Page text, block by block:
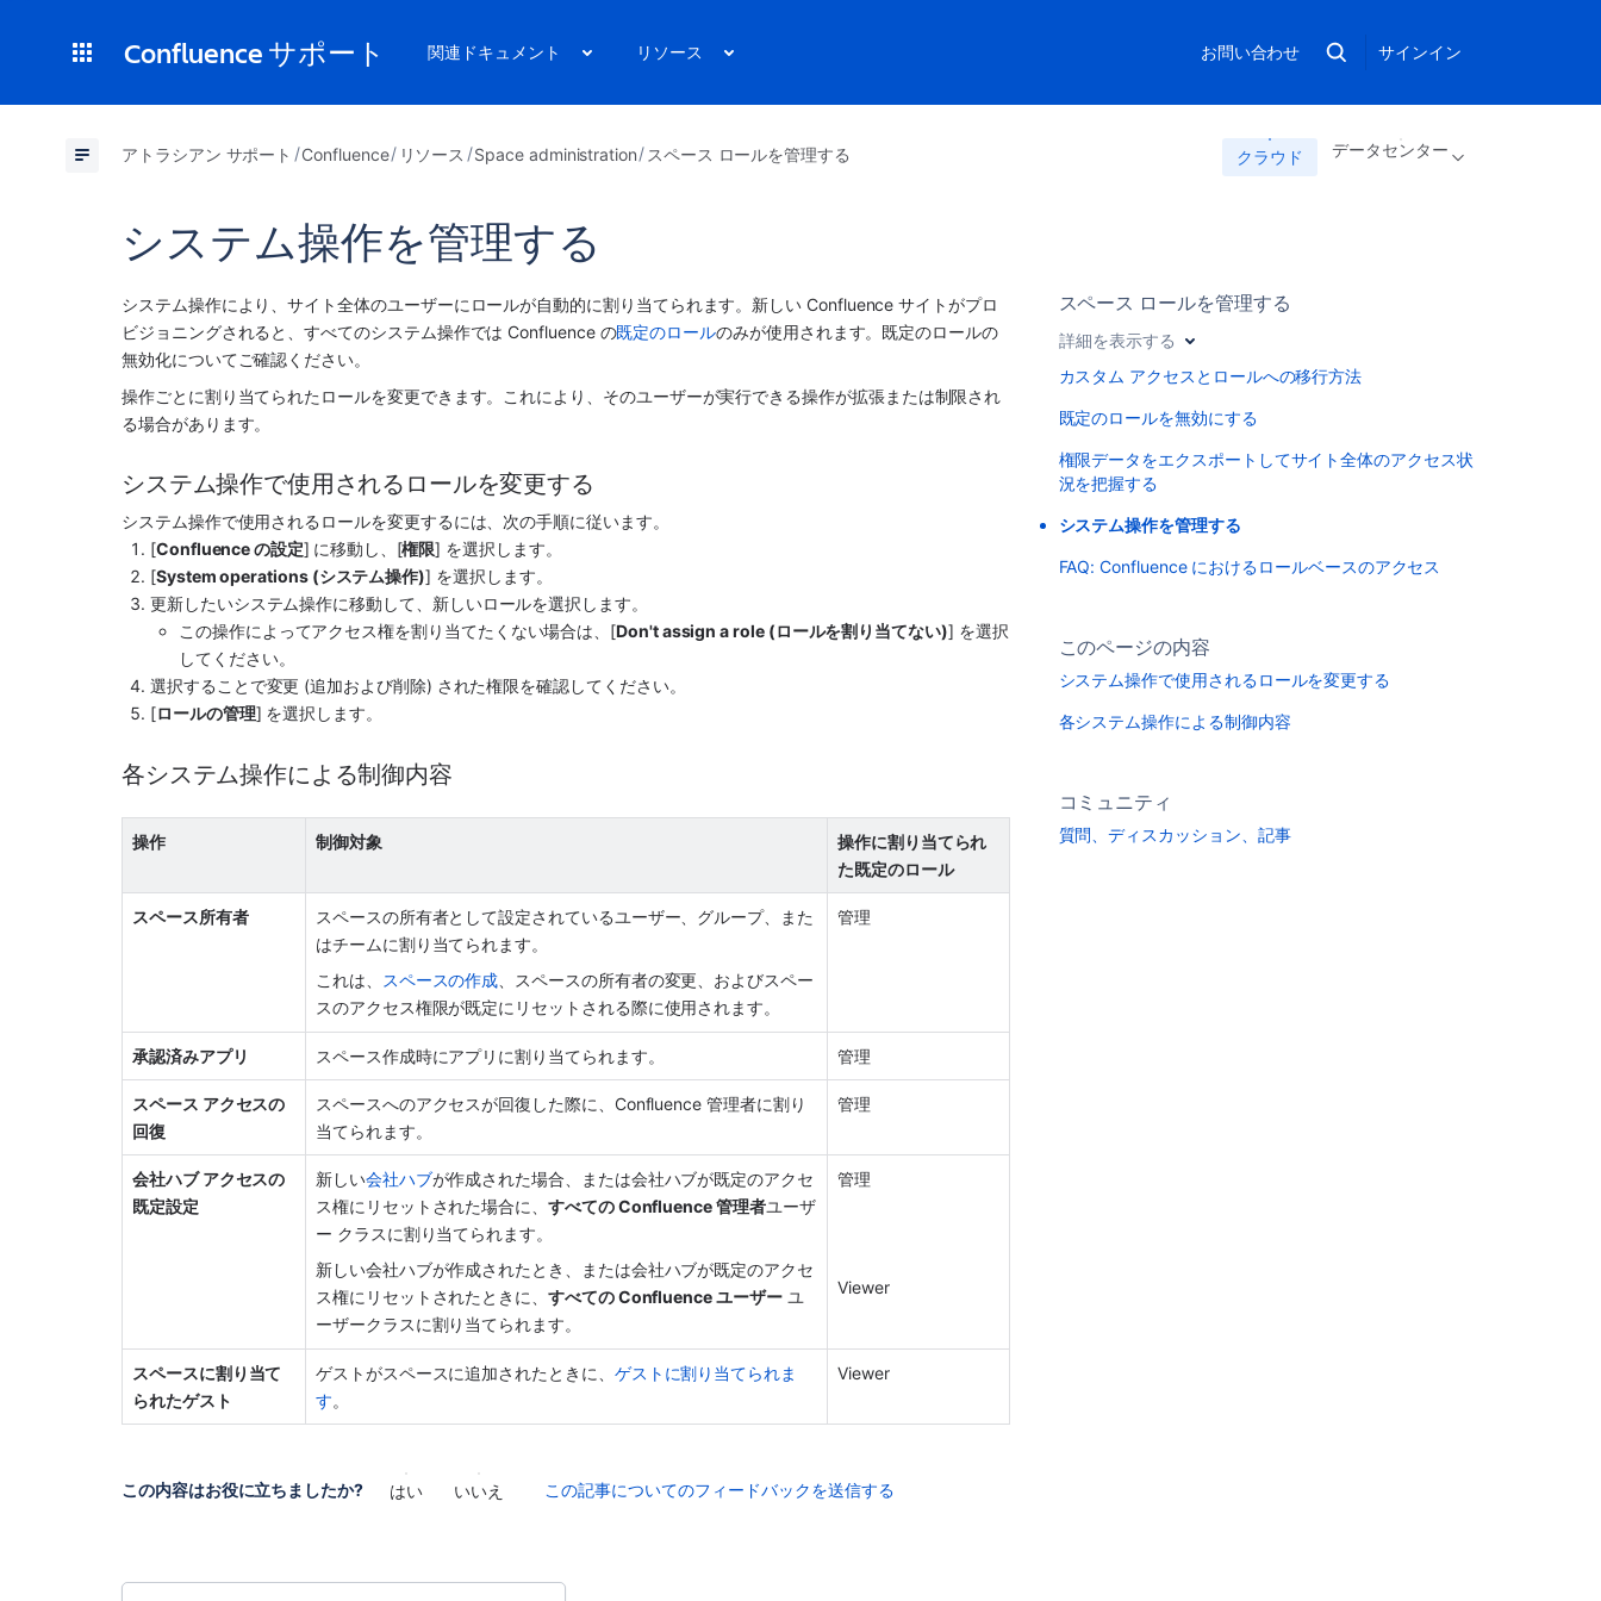
Confluence サポート 関連ドキュメント リソース お問い合わせ サインイン
アトラシアン サポート Confluence リソース Space administration スペース ロールを管理する クラウド データセンター
システム操作を管理する
システム操作により、サイト全体のユーザーにロールが自動的に割り当てられます。新しい Confluence サイトがプロ
ビジョニングされると、すべてのシステム操作では Confluence の既定のロールのみが使用されます。既定のロールの
無効化についてご確認ください。
操作ごとに割り当てられたロールを変更できます。これにより、そのユーザーが実行できる操作が拡張または制限され
る場合があります。
システム操作で使用されるロールを変更する
システム操作で使用されるロールを変更するには、次の手順に従います。
[Confluence の設定] に移動し、 [権限] を選択します。
[System operations (システム操作)] を選択します。
更新したいシステム操作に移動して、新しいロールを選択します。
この操作によってアクセス権を割り当てたくない場合は、[Don't assign a role (ロールを割り当てない)] を選択
してください。
選択することで変更 (追加および削除) された権限を確認してください。
[ロールの管理] を選択します。
各システム操作による制御内容
操作 制御対象
操作に割り当てられ
た既定のロール
スペース所有者
スペースの所有者として設定されているユーザー、グループ、また
はチームに割り当てられます。
これは、 スペースの作成、スペースの所有者の変更、およびスペー
スのアクセス権限が既定にリセットされる際に使用されます。
管理
承認済みアプリ スペース作成時にアプリに割り当てられます。 管理
スペース アクセスの
回復
スペースへのアクセスが回復した際に、Confluence 管理者に割り
当てられます。
管理
会社ハブ アクセスの
既定設定
新しい会社ハブが作成された場合、または会社ハブが既定のアクセ
ス権にリセットされた場合に、すべての Confluence 管理者ユーザ
ー クラスに割り当てられます。
新しい会社ハブが作成されたとき、または会社ハブが既定のアクセ
ス権にリセットされたときに、すべての Confluence ユーザー ユ
ーザークラスに割り当てられます。
管理
Viewer
スペースに割り当て
られたゲスト
ゲストがスペースに追加されたときに、 ゲストに割り当てられま
す。
Viewer
この内容はお役に立ちましたか? はい いいえ この記事についてのフィードバックを送信する
スペース ロールを管理する
詳細を表示する
カスタム アクセスとロールへの移行方法
既定のロールを無効にする
権限データをエクスポートしてサイト全体のアクセス状
況を把握する
システム操作を管理する
FAQ: Confluence におけるロールベースのアクセス
このページの内容
システム操作で使用されるロールを変更する
各システム操作による制御内容
コミュニティ
質問、ディスカッション、記事